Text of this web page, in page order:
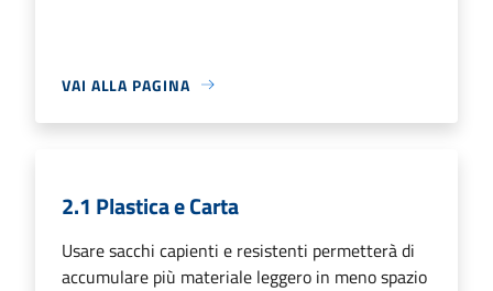
VAI ALLA PAGINA
2.1 Plastica e Carta
Usare sacchi capienti e resistenti permetterà di
accumulare più materiale leggero in meno spazio